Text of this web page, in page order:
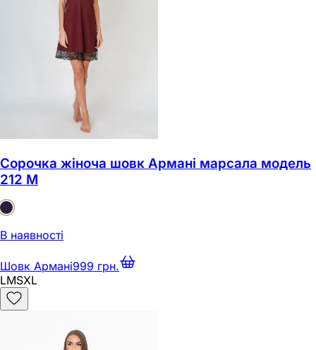
Сорочка жіноча шовк Армані марсала модель
212 M
В наявності
Шовк Армані999 грн.
LMSXL